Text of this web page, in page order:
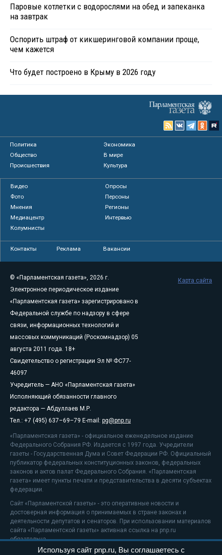
Паровые котлетки с водорослями на обед и запеканка
на завтрак
Оспорить штраф от кикшеринговой компании проще,
чем кажется
Что будет построено в Крыму в 2026 году
Политика
Экономика
Общество
В мире
Происшествия
Культура
Видео
Опросы
Фото
Персоны
Мнения
Регионы
Медиацентр
Интервью
Колумнисты
Контакты Реклама Вакансии
© «Парламентская газета», 2026 г.
Электронное периодическое издание
«Парламентская газета» зарегистрировано в
Федеральной службе по надзору в сфере
связи, информационных технологий и
массовых коммуникаций (Роскомнадзор) 05
августа 2011 года. 18+
Свидетельство о регистрации Эл № ФС77-
46097
Учредитель — АНО «Парламентская газета»
Исполняющий обязанности главного
редактора — Абдуллаев М.Р.
Тел.: +7 (495) 637–69–79 E-mail: pg@pnp.ru
«Парламентская газета» - официальное еженедельное издание
Федерального Собрания РФ. Издается с 1997 года. Учредители
газеты - Государственная Дума и Совет Федерации РФ. Официальный
публикатор федеральных конституционных законов, федеральных
законов и актов палат Федерального Собрания. «Парламентская
газета» имеет пункты печати и представительства в десяти субъектах
федерации.
Сайт «Парламентской газеты» - это оперативные новости и
достоверная информация о принимаемых в стране законах и
деятельности депутатов и сенаторов. При использовании материалов
сайта «Парламентской газеты» активная ссылка на pnp.ru
обязательна.
На информационном ресурсе применяютсярекомендательные
Карта сайта
Используя сайт pnp.ru, Вы соглашаетесь с